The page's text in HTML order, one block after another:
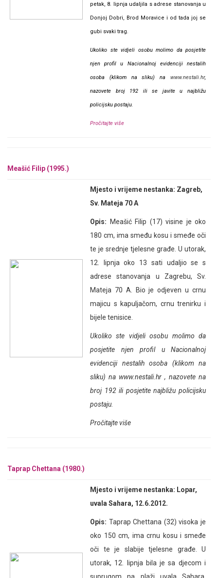
petak, 8. lipnja udaljila s adrese stanovanja u
Donjoj Dobri, Brod Moravice i od tada joj se
gubi svaki trag.
Ukoliko ste vidjeli osobu molimo da posjetite
njen profil u Nacionalnoj evidenciji nestalih
osoba (klikom na sliku) na www.nestali.hr,
nazovete broj 192 ili se javite u najbližu
policijsku postaju.
Pročitajte više
Meašić Filip (1995.)
Mjesto i vrijeme nestanka: Zagreb,
Sv. Mateja 70 A
Opis:
Meašić Filip (17) visine je oko
180 cm, ima smeđu kosu i smeđe oči
te je srednje tjelesne građe. U utorak,
12. lipnja oko 13 sati udaljio se s
adrese stanovanja u Zagrebu, Sv.
Mateja 70 A. Bio je odjeven u crnu
majicu s kapuljačom, crnu trenirku i
bijele tenisice.
Ukoliko ste vidjeli osobu molimo da
posjetite njen profil u Nacionalnoj
evidenciji nestalih osoba (klikom na
sliku) na www.nestali.hr , nazovete na
broj 192 ili posjetite najbližu policijsku
postaju.
Pročitajte više
Taprap Chettana (1980.)
Mjesto i vrijeme nestanka: Lopar,
uvala Sahara, 12.6.2012.
Opis: Taprap Chettana (32) visoka je
oko 150 cm, ima crnu kosu i smeđe
oči te je slabije tjelesne građe. U
utorak, 12. lipnja bila je sa djecom i
suprugom na plaži uvala Sahara,